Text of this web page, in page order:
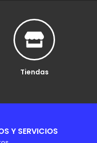
Tiendas
Y SERVICIOS